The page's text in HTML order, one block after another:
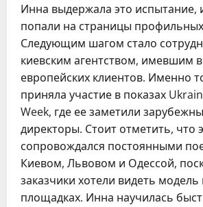
Инна выдержала это испытание,
попали на страницы
Следующим шагом стало
киевским агентством, имевшим
европейских клиентов. Именно
приняла участие в показах
Week, где ее заметили
директоры. Стоит отметить, что
сопровождался постоянными
Киевом, Львовом и Одессой,
заказчики хотели видеть
площадках. Инна научилась